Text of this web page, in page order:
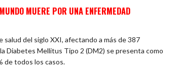
MUERE POR UNA ENFERMEDAD
del siglo XXI, afectando a más de 387
Diabetes Mellitus Tipo 2 (DM2) se presenta como
de todos los casos.